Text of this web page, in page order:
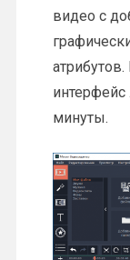
видео с
интерфейс
минуты.